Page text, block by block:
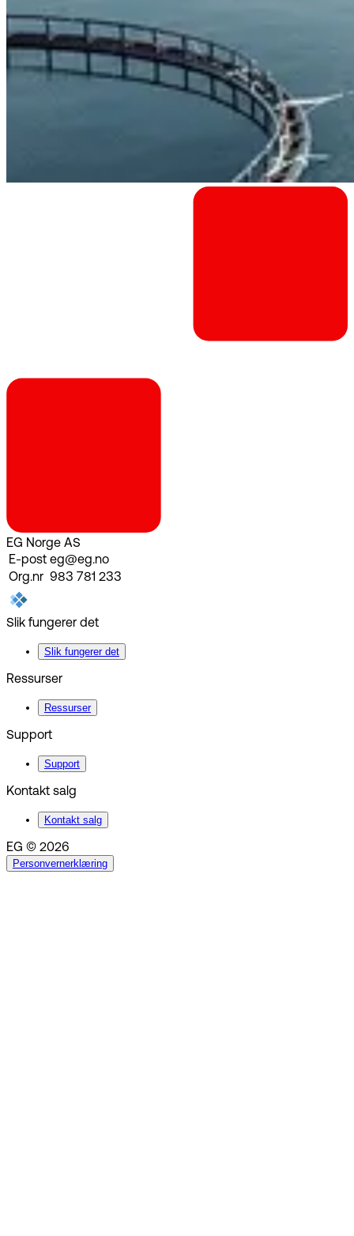
EG Norge AS
E-post eg@eg.no
Org.nr 983 781 233
Slik fungerer det
Slik fungerer det
Ressurser
Ressurser
Support
Support
Kontakt salg
Kontakt salg
EG © 2026
Personvernerklæring